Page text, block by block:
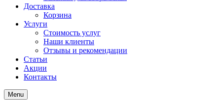
Доставка
Корзина
Услуги
Стоимость услуг
Наши клиенты
Отзывы и рекомендации
Статьи
Акции
Контакты
Menu